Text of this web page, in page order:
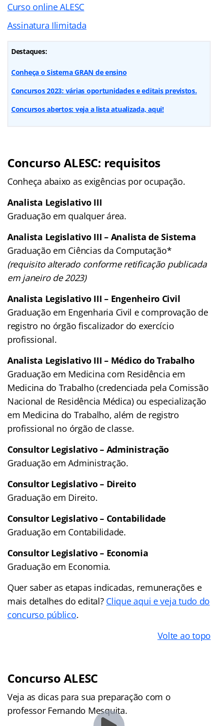
Curso online ALESC
Assinatura Ilimitada
Destaques:
Conheça o Sistema GRAN de ensino
Concursos 2023: várias oportunidades e editais previstos.
Concursos abertos: veja a lista atualizada, aqui!
Concurso ALESC: requisitos
Conheça abaixo as exigências por ocupação.
Analista Legislativo III
Graduação em qualquer área.
Analista Legislativo III – Analista de Sistema
Graduação em Ciências da Computação*
(requisito alterado conforme retificação publicada
em janeiro de 2023)
Analista Legislativo III – Engenheiro Civil
Graduação em Engenharia Civil e comprovação de
registro no órgão fiscalizador do exercício
profissional.
Analista Legislativo III – Médico do Trabalho
Graduação em Medicina com Residência em
Medicina do Trabalho (credenciada pela Comissão
Nacional de Residência Médica) ou especialização
em Medicina do Trabalho, além de registro
profissional no órgão de classe.
Consultor Legislativo – Administração
Graduação em Administração.
Consultor Legislativo – Direito
Graduação em Direito.
Consultor Legislativo – Contabilidade
Graduação em Contabilidade.
Consultor Legislativo – Economia
Graduação em Economia.
Quer saber as etapas indicadas, remunerações e
mais detalhes do edital? Clique aqui e veja tudo do
concurso público.
Volte ao topo
Concurso ALESC
Veja as dicas para sua preparação com o
professor Fernando Mesquita.